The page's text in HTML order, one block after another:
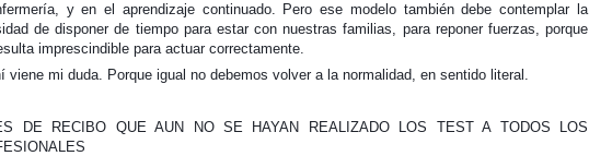
y en el aprendizaje continuado. Pero ese modelo también debe contemplar la
de disponer de tiempo para estar con nuestras familias, para reponer fuerzas, porque
imprescindible para actuar correctamente.
viene mi duda. Porque igual no debemos volver a la normalidad, en sentido literal.
DE RECIBO QUE AUN NO SE HAYAN REALIZADO LOS TEST A TODOS LOS